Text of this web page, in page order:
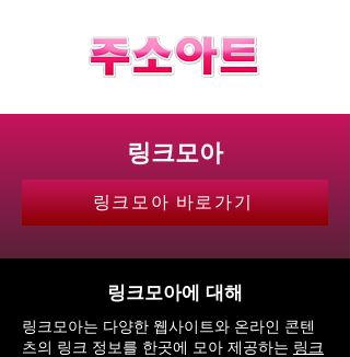
링크모아
링크모아 바로가기
링크모아에 대해
링크모아는 다양한 웹사이트와 온라인 콘텐
츠의 링크 정보를 한곳에 모아 제공하는 링크